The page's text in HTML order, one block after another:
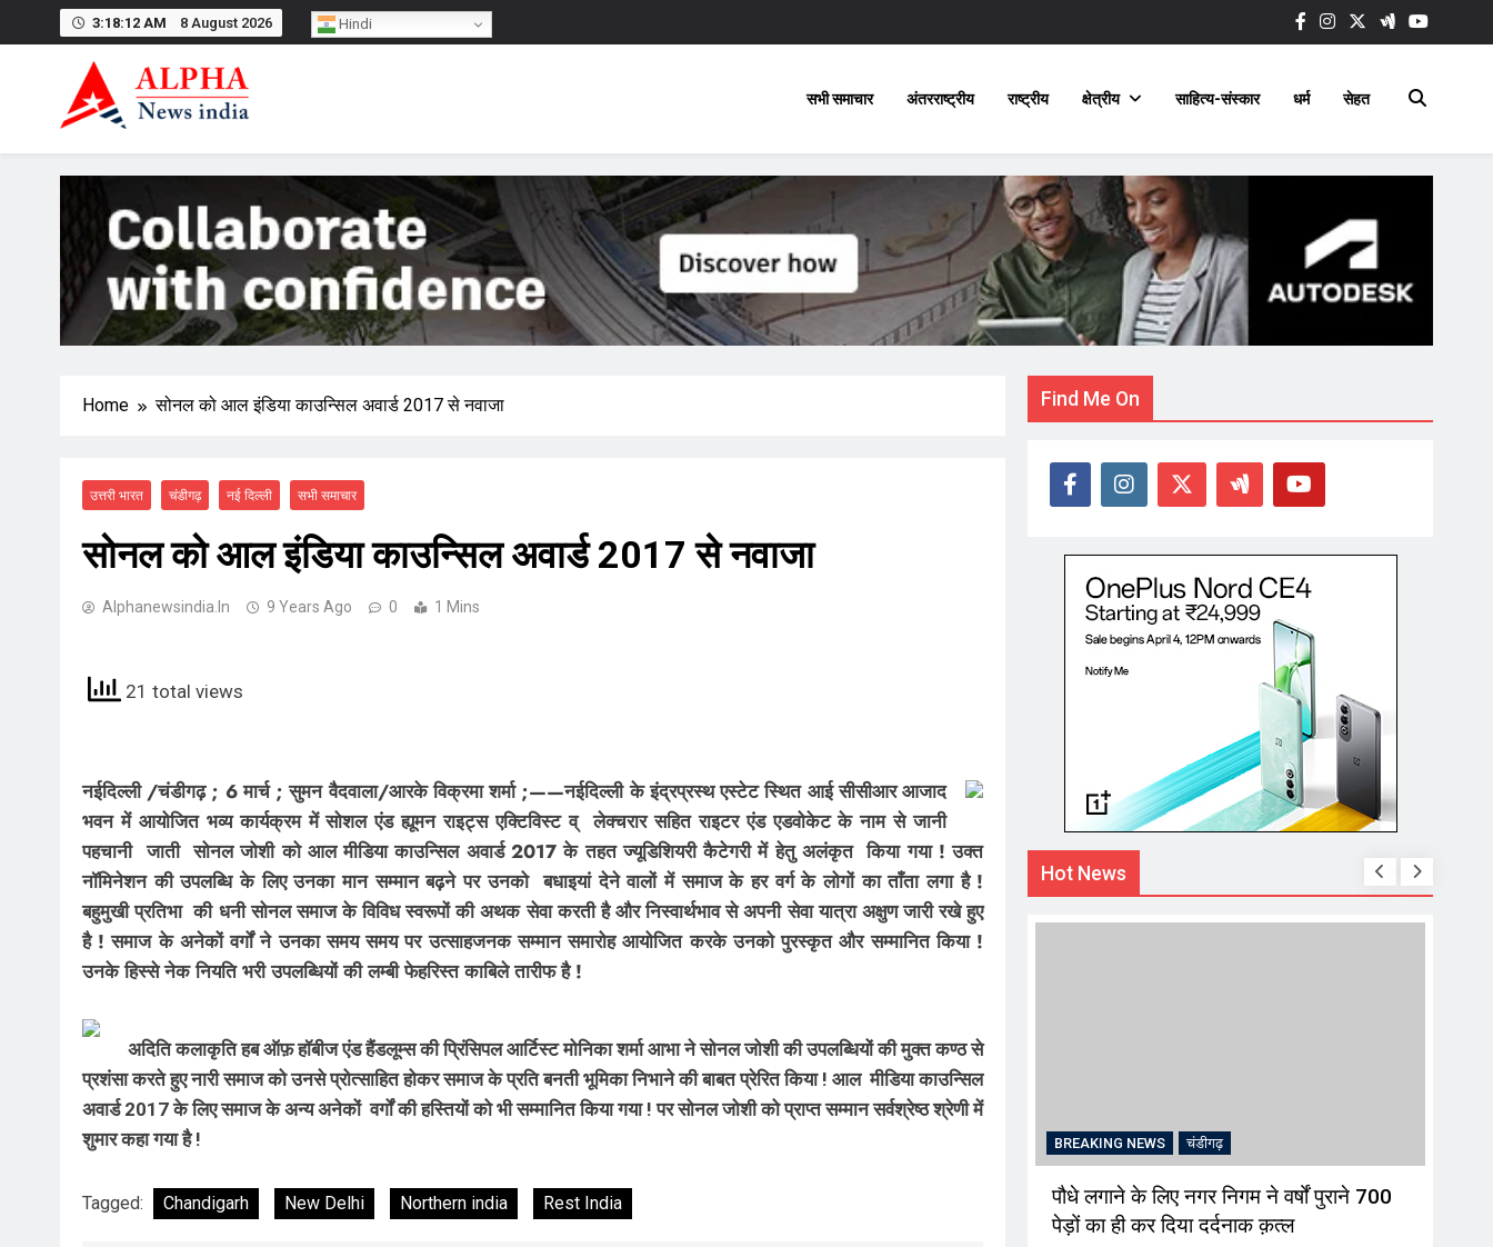
3:18:13 AM 8 August 2026
सभी समाचार अंतरराष्ट्रीय राष्ट्रीय क्षेत्रीय साहित्य-संस्कार धर्म सेहत
Home सोनल को आल इंडिया काउन्सिल अवार्ड 2017 से नवाजा
उत्तरी भारत चंडीगढ़ नई दिल्ली सभी समाचार
सोनल को आल इंडिया काउन्सिल अवार्ड 2017 से नवाजा
Alphanewsindia.in 9 Years Ago 0 1 Mins
21 total views
नईदिल्ली /चंडीगढ़ ; 6 मार्च ; सुमन वैदवाला/आरके विक्रमा शर्मा ;——नईदिल्ली के इंद्रप्रस्थ एस्टेट स्थित आई सीसीआर आजाद
भवन में आयोजित भव्य कार्यक्रम में सोशल एंड ह्यूमन राइट्स एक्टिविस्ट व् लेक्चरार सहित राइटर एंड एडवोकेट के नाम से जानी
पहचानी जाती सोनल जोशी को आल मीडिया काउन्सिल अवार्ड 2017 के तहत ज्यूडिशियरी कैटेगरी में हेतु अलंकृत किया गया ! उक्त
नॉमिनेशन की उपलब्धि के लिए उनका मान सम्मान बढ़ने पर उनको बधाइयां देने वालों में समाज के हर वर्ग के लोगों का ताँता लगा है !
बहुमुखी प्रतिभा की धनी सोनल समाज के विविध स्वरूपों की अथक सेवा करती है और निस्वार्थभाव से अपनी सेवा यात्रा अक्षुण जारी रखे हुए
है ! समाज के अनेकों वर्गों ने उनका समय समय पर उत्साहजनक सम्मान समारोह आयोजित करके उनको पुरस्कृत और सम्मानित किया !
उनके हिस्से नेक नियति भरी उपलब्धियों की लम्बी फेहरिस्त काबिले तारीफ है !
अदिति कलाकृति हब ऑफ़ हॉबीज एंड हैंडलूम्स की प्रिंसिपल आर्टिस्ट मोनिका शर्मा आभा ने सोनल जोशी की उपलब्धियों की मुक्त कण्ठ से
प्रशंसा करते हुए नारी समाज को उनसे प्रोत्साहित होकर समाज के प्रति बनती भूमिका निभाने की बाबत प्रेरित किया ! आल मीडिया काउन्सिल
अवार्ड 2017 के लिए समाज के अन्य अनेकों वर्गों की हस्तियों को भी सम्मानित किया गया ! पर सोनल जोशी को प्राप्त सम्मान सर्वश्रेष्ठ श्रेणी में
शुमार कहा गया है !
Tagged: Chandigarh New Delhi Northern india Rest India
Find Me On
Hot News
BREAKING NEWS चंडीगढ़
पौधे लगाने के लिए नगर निगम ने वर्षों पुराने 700
पेड़ों का ही कर दिया दर्दनाक क़त्ल
Hindi